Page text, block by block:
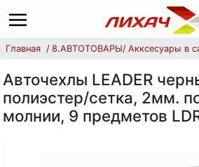
Главная 8.АВТОТОВАРЫ Акксесуары в
Авточехлы LEADER
полиэстер/сетка, 2мм.
молнии, 9 предметов